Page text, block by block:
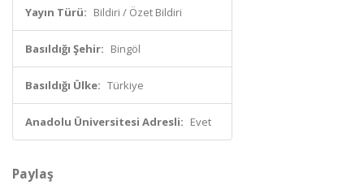
Yayın Türü: Bildiri / Özet Bildiri
Basıldığı Şehir: Bingöl
Basıldığı Ülke: Türkiye
Anadolu Üniversitesi Adresli: Evet
Paylaş